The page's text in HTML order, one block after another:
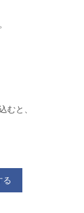
むと、
る